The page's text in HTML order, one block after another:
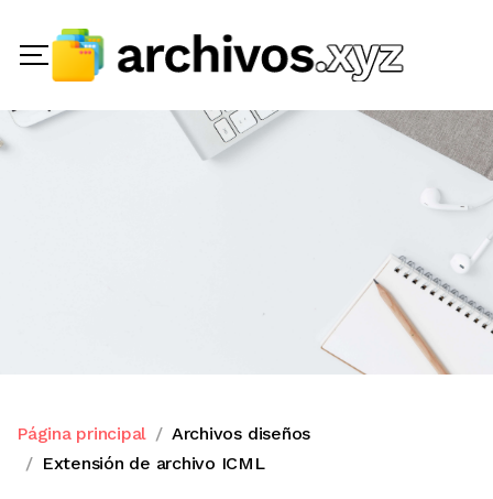
Página principal
Archivos diseños
Extensión de archivo ICML